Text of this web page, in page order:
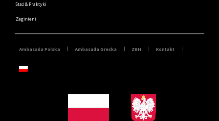
Staż & Praktyki
Zaginieni
Ambasada Polska Ambasada Grecka ZBH Kontakt